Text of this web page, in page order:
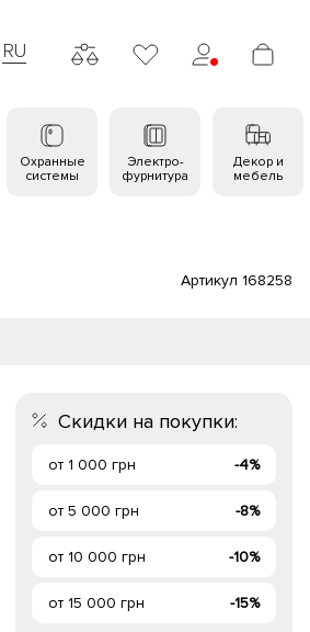
RU
Охранные
системы
Электро-
фурнитура
Декор и
мебель
Артикул 168258
Скидки на покупки:
от 1 000 грн -4%
от 5 000 грн -8%
от 10 000 грн -10%
от 15 000 грн -15%